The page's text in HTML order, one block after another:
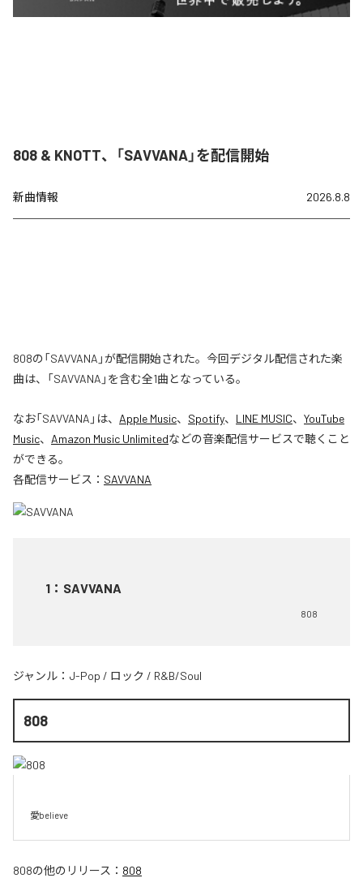
808 & KNOTT、「SAVVANA」を配信開始
新曲情報 2026.8.8
808の「SAVVANA」が配信開始された。今回デジタル配信された楽
曲は、「SAVVANA」を含む全1曲となっている。
なお「SAVVANA 」は、 Apple Music、 Spotify、 LINE MUSIC、 YouTube
Music、 Amazon Music Unlimitedなどの音楽配信サービスで聴くこと
ができる。
各配信サービス： SAVVANA
1 ： SAVVANA
808
ジャンル： J-Pop / ロック / R&B/Soul
808
愛believe
808の他のリリース： 808